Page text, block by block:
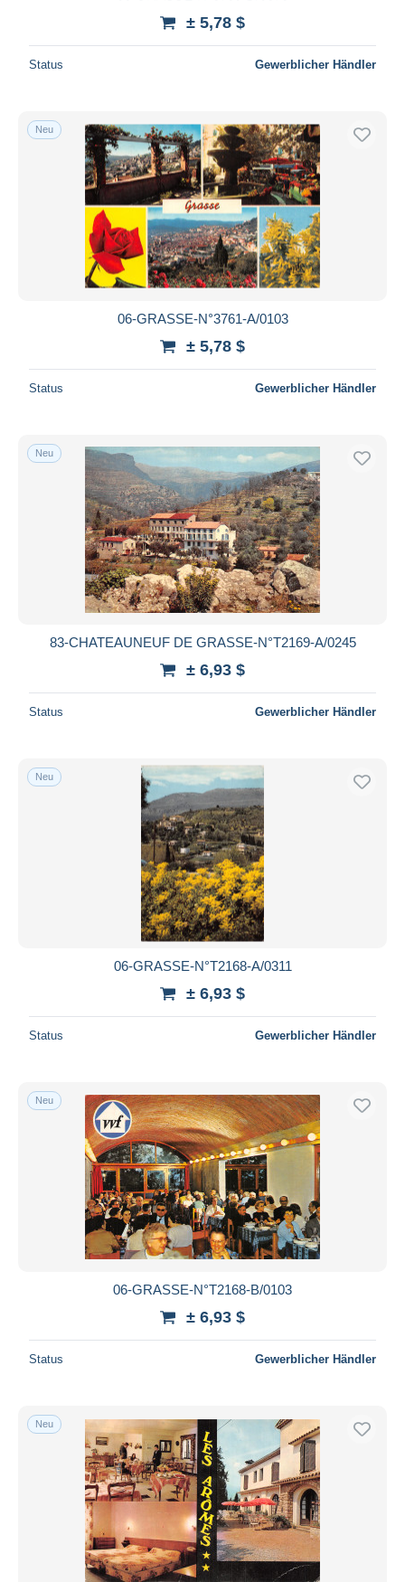
± 5,78 $
Status Gewerblicher Händler
Neu
06-GRASSE-N°3761-A/0103
± 5,78 $
Status Gewerblicher Händler
Neu
83-CHATEAUNEUF DE GRASSE-N°T2169-A/0245
± 6,93 $
Status Gewerblicher Händler
Neu
06-GRASSE-N°T2168-A/0311
± 6,93 $
Status Gewerblicher Händler
Neu
06-GRASSE-N°T2168-B/0103
± 6,93 $
Status Gewerblicher Händler
Neu